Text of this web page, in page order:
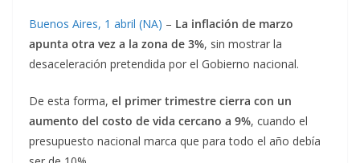
Buenos Aires, 1 abril (NA) – La inflación de marzo
apunta otra vez a la zona de 3%, sin mostrar la
desaceleración pretendida por el Gobierno nacional.
De esta forma, el primer trimestre cierra con un
aumento del costo de vida cercano a 9%, cuando el
presupuesto nacional marca que para todo el año debía